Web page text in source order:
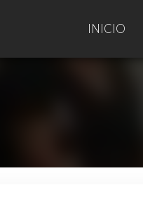
INICIO